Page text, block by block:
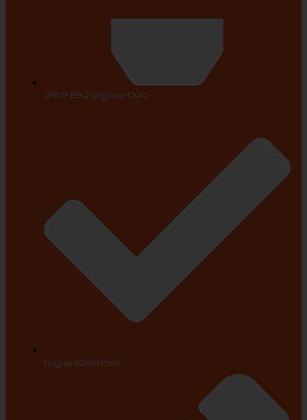
SHOP BBQ Grigliare Duro
GrigliareDuro.com